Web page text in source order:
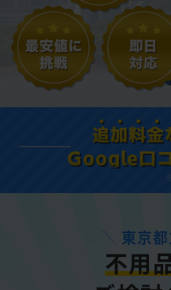
追加料金
Google口
東京
不用